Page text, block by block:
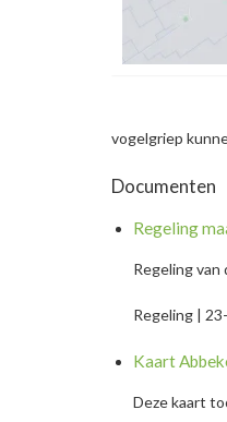
vogelgriep
Documenten
Regeling
Regeling
Regeling |
Kaart
Deze kaart